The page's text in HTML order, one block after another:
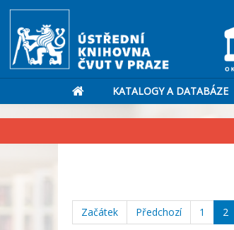
KATALOGY A DATABÁZE
Začátek Předchozí 1 2